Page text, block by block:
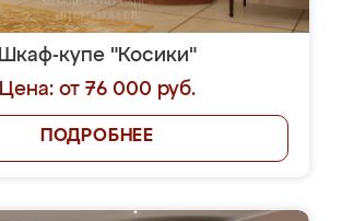
Шкаф-купе "Косики"
Цена: от 76 000 руб.
ПОДРОБНЕЕ